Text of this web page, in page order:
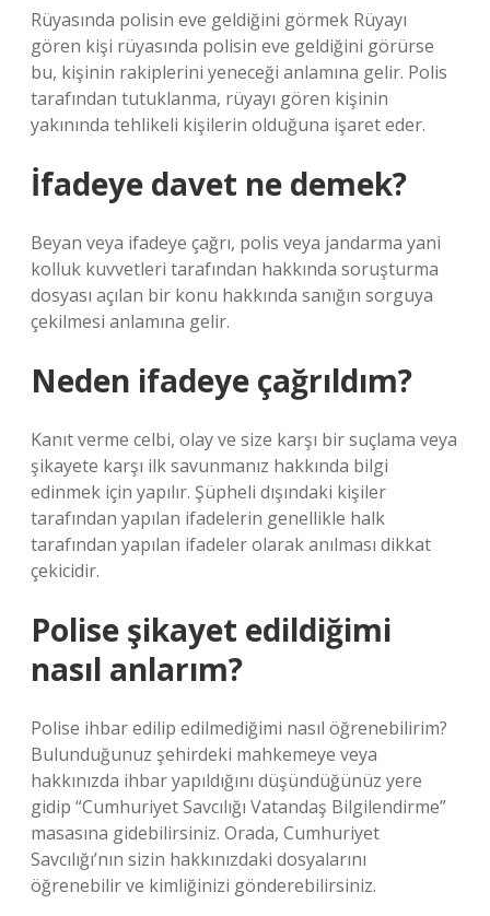
Rüyasında polisin eve geldiğini görmek Rüyayı
gören kişi rüyasında polisin eve geldiğini görürse
bu, kişinin rakiplerini yeneceği anlamına gelir. Polis
tarafından tutuklanma, rüyayı gören kişinin
yakınında tehlikeli kişilerin olduğuna işaret eder.
İfadeye davet ne demek?
Beyan veya ifadeye çağrı, polis veya jandarma yani
kolluk kuvvetleri tarafından hakkında soruşturma
dosyası açılan bir konu hakkında sanığın sorguya
çekilmesi anlamına gelir.
Neden ifadeye çağrıldım?
Kanıt verme celbi, olay ve size karşı bir suçlama veya
şikayete karşı ilk savunmanız hakkında bilgi
edinmek için yapılır. Şüpheli dışındaki kişiler
tarafından yapılan ifadelerin genellikle halk
tarafından yapılan ifadeler olarak anılması dikkat
çekicidir.
Polise şikayet edildiğimi
nasıl anlarım?
Polise ihbar edilip edilmediğimi nasıl öğrenebilirim?
Bulunduğunuz şehirdeki mahkemeye veya
hakkınızda ihbar yapıldığını düşündüğünüz yere
gidip “Cumhuriyet Savcılığı Vatandaş Bilgilendirme”
masasına gidebilirsiniz. Orada, Cumhuriyet
Savcılığı’nın sizin hakkınızdaki dosyalarını
öğrenebilir ve kimliğinizi gönderebilirsiniz.